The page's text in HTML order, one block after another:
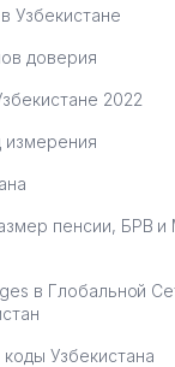
Узбекистане
доверия
2022
измерения
пенсии, БРВ
в Глобальной
Узбекистана